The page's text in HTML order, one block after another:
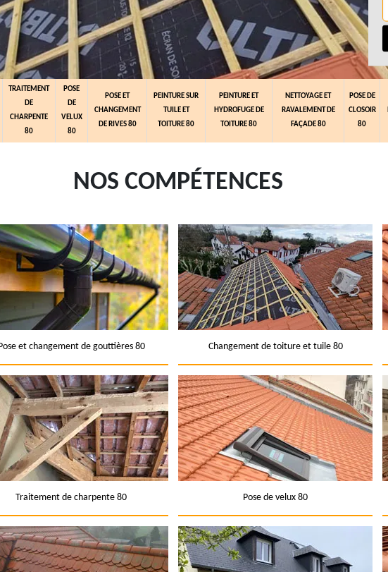
TRAITEMENT
DE
CHARPENTE
80
POSE
DE
VELUX
80
POSE ET
CHANGEMENT
DE RIVES 80
PEINTURE SUR
TUILE ET
TOITURE 80
PEINTURE ET
HYDROFUGE DE
TOITURE 80
NETTOYAGE ET
RAVALEMENT DE
FAÇADE 80
POSE DE
CLOSOIR
80
NOS COMPÉTENCES
et changement de gouttières 80 Changement de toiture et tuile 80
Traitement de charpente 80 Pose de velux 80